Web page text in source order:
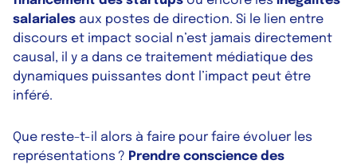
salariales aux postes de direction. Si le lien entre
discours et impact social n’est jamais directement
causal, il y a dans ce traitement médiatique des
dynamiques puissantes dont l’impact peut être
inféré.
Que reste-t-il alors à faire pour faire évoluer les
représentations ? Prendre conscience des